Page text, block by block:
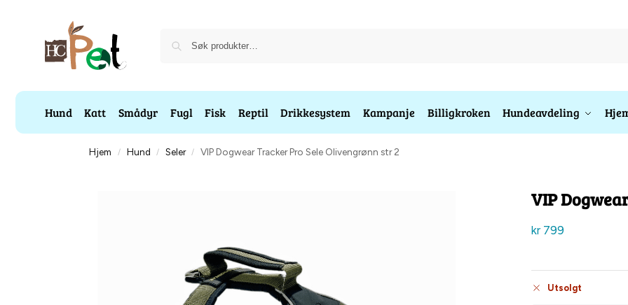
Hund Katt Smådyr Fugl Fisk Reptil Drikkesystem Kampanje Billigkroken Hundeavdeling
Hjem / Hund / Seler / VIP Dogwear Tracker Pro Sele Olivengrønn str 2
VIP
kr799
Utsolgt